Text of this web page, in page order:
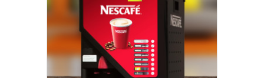
Nestlè Professional Апарати